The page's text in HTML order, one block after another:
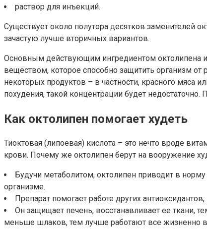
раствор для инъекций.
Существует около полутора десятков заменителей
зачастую лучше вторичных вариантов.
Основным действующим ингредиентом октолипена и
веществом, которое способно защитить организм
некоторых продуктов – в частности, красного
похудения, такой концентрации будет
Как октолипен помогает худеть
Тиоктовая (липоевая) кислота – это нечто вроде
крови. Почему же октолипен берут на вооружение
Будучи метаболитом, октолипен приводит в
организме.
Препарат помогает работе других
Он защищает печень, восстанавливает ее ткани,
меньше шлаков, тем лучше работают все жизненно